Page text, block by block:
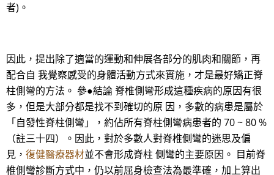
者)。
因此，提出除了適當的運動和伸展各部分的肌肉和關節，再
配合自 我覺察感受的身體活動方式來實施，才是最好矯正脊
柱側彎的方法。 參●結論 脊椎側彎形成這種疾病的原因有很
多，但是大部分都是找不到確切的原 因，多數的病患是屬於
「自發性脊柱側彎」，約佔所有脊柱側彎病患者的 70 ~ 80 %
（註三十四）。因此，對於多數人對脊椎側彎的迷思及偏
見， 復健醫療器材並不會形成脊柱 側彎的主要原因。 目前脊
椎側彎診斷方式中，仍以前屈身檢查法為最準確，加上算出